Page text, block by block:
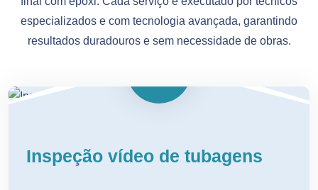
especializados e com tecnologia avançada, garantindo
resultados duradouros e sem necessidade de obras.
Inspeção vídeo de tubagens